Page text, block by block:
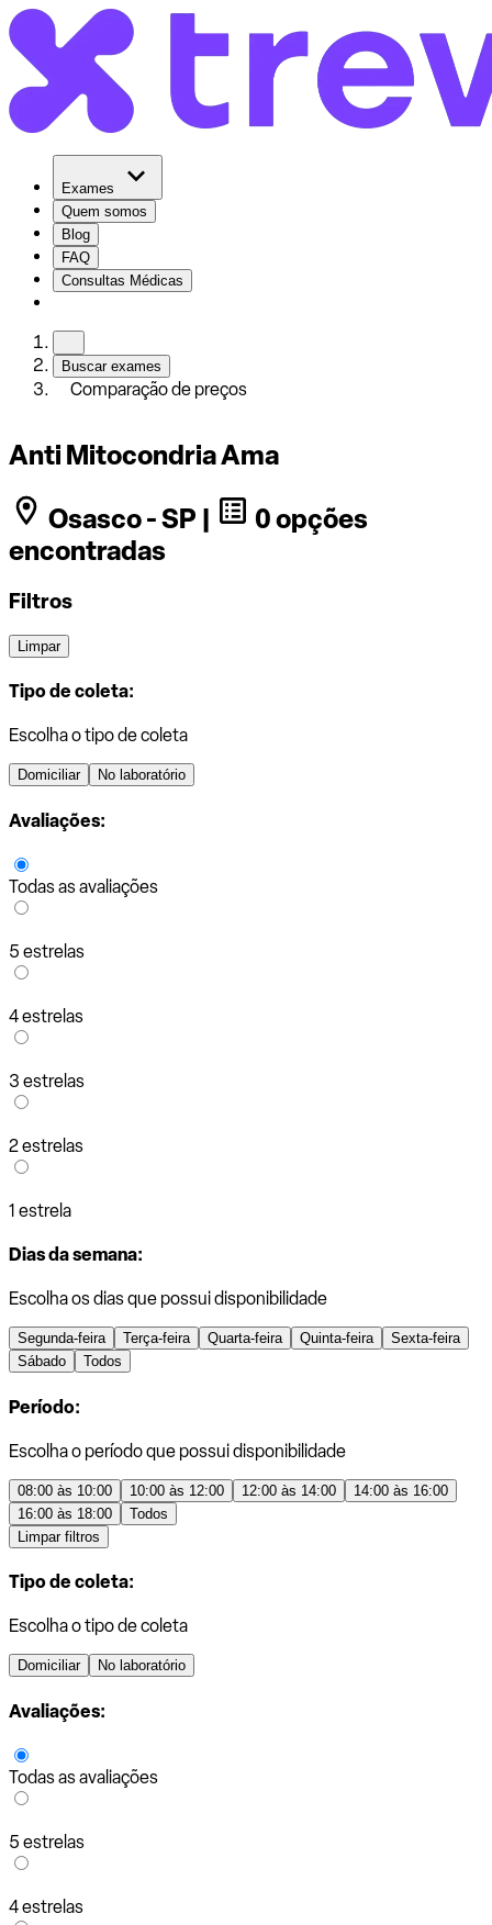
Exames
Quem somos
Blog
FAQ
Consultas Médicas
Buscar exames
Comparação de preços
Anti Mitocondria Ama
Osasco - SP |
0 opções
encontradas
Filtros
Limpar
Tipo de coleta:
Escolha o tipo de coleta
Domiciliar No laboratório
Avaliações:
Todas as avaliações
5 estrelas
4 estrelas
3 estrelas
2 estrelas
1 estrela
Dias da semana:
Escolha os dias que possui disponibilidade
Segunda-feira Terça-feira Quarta-feira Quinta-feira
Sexta-feira
Sábado
Todos
Período:
Escolha o período que possui disponibilidade
08:00 às 10:00 10:00 às 12:00 12:00 às 14:00
14:00 às 16:00
16:00 às 18:00
Todos
Limpar filtros
Tipo de coleta:
Escolha o tipo de coleta
Domiciliar No laboratório
Avaliações:
Todas as avaliações
5 estrelas
4 estrelas